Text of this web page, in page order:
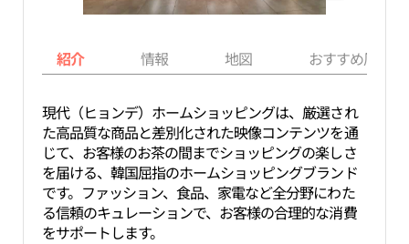
紹介 情報 地図 おすすめ周辺
現代（ヒョンデ）ホームショッピングは、厳選され
た高品質な商品と差別化された映像コンテンツを通
じて、お客様のお茶の間までショッピングの楽しさ
を届ける、韓国屈指のホームショッピングブランド
です。ファッション、食品、家電など全分野にわた
る信頼のキュレーションで、お客様の合理的な消費
をサポートします。